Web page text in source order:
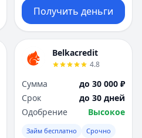
Получить деньги
Belkacredit
4.8
Сумма
до 30 000 ₽
Срок
до 30 дней
Одобрение
Высокое
Займ бесплатно Срочно